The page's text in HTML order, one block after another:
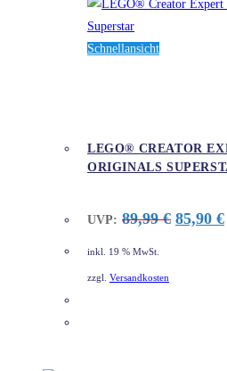
Schnellansicht
LEGO® CREATOR
ORIGINALS
UVP: 89,99€
Preis
85,90 €
inkl. 19 % MwSt.
zzgl. Versandkosten